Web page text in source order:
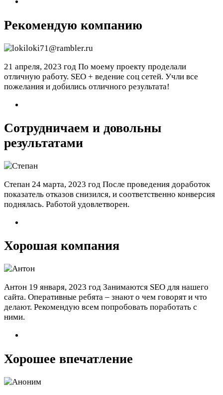
Рекомендую компанию
21 апреля, 2023 год По моему проекту проделали
отличную работу. SEO + ведение соц сетей. Учли все
пожелания и добились отличного результата!
Сотрудничаем и довольны
результатами
Степан 24 марта, 2023 год После проведения доработок
показатель отказов снизился, и соответственно конверсия
поднялась. Работой удовлетворен.
Хорошая компания
Антон 19 января, 2023 год Занимаются SEO для нашего
сайта. Оперативные ребята – знают о чем говорят и что
делают. Рекомендую всем попробовать поработать с
ними.
Хорошее впечатление